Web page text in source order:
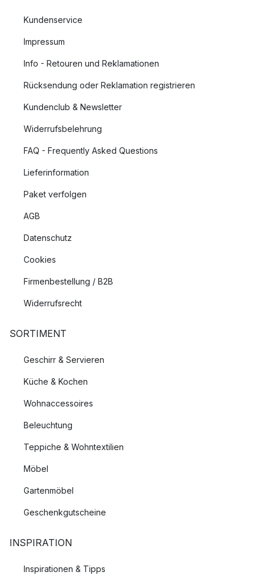
Kundenservice
Impressum
Info - Retouren und Reklamationen
Rücksendung oder Reklamation registrieren
Kundenclub & Newsletter
Widerrufsbelehrung
FAQ - Frequently Asked Questions
Lieferinformation
Paket verfolgen
AGB
Datenschutz
Cookies
Firmenbestellung / B2B
Widerrufsrecht
SORTIMENT
Geschirr & Servieren
Küche & Kochen
Wohnaccessoires
Beleuchtung
Teppiche & Wohntextilien
Möbel
Gartenmöbel
Geschenkgutscheine
INSPIRATION
Inspirationen & Tipps